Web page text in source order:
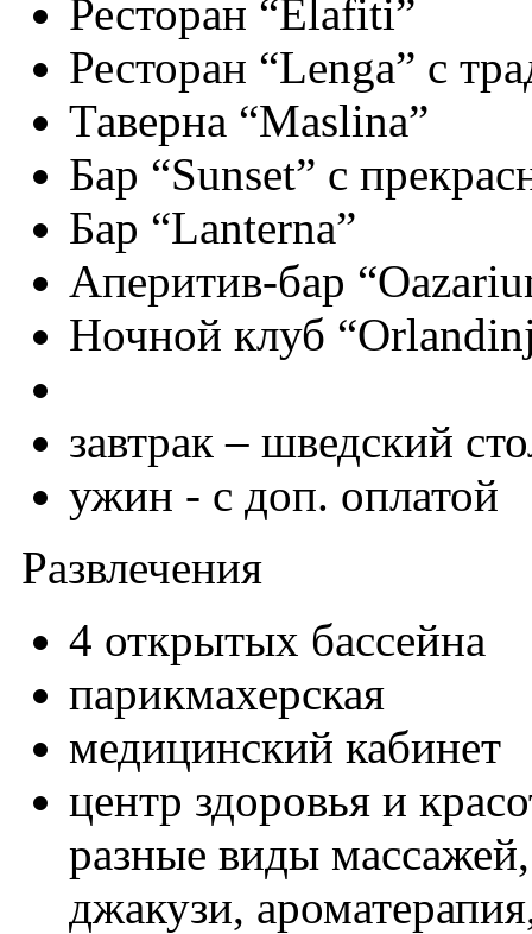
Ресторан “Elafiti”
Ресторан “Lenga” с
Таверна “Maslina”
Бар “Sunset” с
Бар “Lanterna”
Аперитив-бар
Ночной клуб
завтрак – шведский
ужин - с доп. оплатой
Развлечения
4 открытых бассейна
парикмахерская
медицинский кабинет
центр здоровья и
разные виды
джакузи,